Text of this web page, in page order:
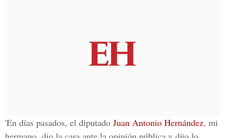
'En días pasados, el diputado Juan Antonio Hernández, mi